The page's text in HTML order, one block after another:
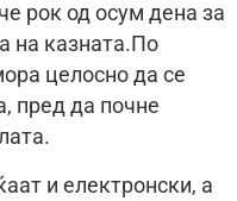
рок од осум дена за
на казната.По
целосно да се
пред да почне
и електронски, а